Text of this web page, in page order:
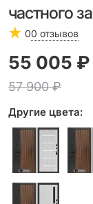
частного
00 отзывов
57 900 ₽
55 005 ₽
Другие цвета: